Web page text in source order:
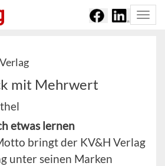
mit Mehrwert
etwas lernen
bringt der KV&H Verlag
unter seinen Marken